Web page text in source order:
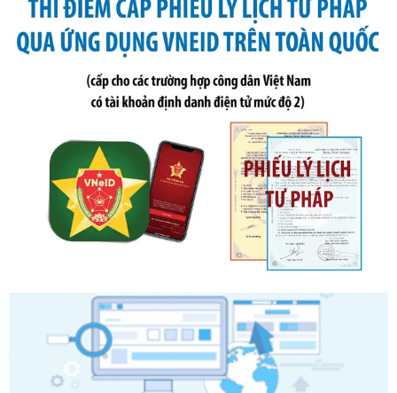
Số kí hiệu:291/2026/NĐ-CP
Tên: Nghị định số 291/2026/NĐ-CP của Chính phủ: Sửa
đổi, bổ sung một số điều của Nghị định số 125/2020/NĐ-СР
ngày 19 tháng 10 năm 2020 của Chính phủ quy định xử
phạt vi phạm hành chính về thuế, hóa đơn được sửa đổi, bổ
sung bởi Nghị định số 102/2021/NĐ-CP
Số kí hiệu:2303/QĐ-UBND
Tên: Quyết định công bố Danh mục thủ tục hành chính mới
ban hành, được sửa đổi, bổ sung, bị bãi bỏ và phê duyệt
Quy trình nội bộ, quy trình điện tử giải quyết thủ tục hành
chính trong một số lĩnh vực thuộc phạm vi chức năng quản
lý của Sở Văn hóa, Thể tha
Số kí hiệu:2304/QĐ-UBND
Tên: Quyết định công bố Danh mục thủ tục hành chính
được sửa đổi, bổ sung và phê duyệt Quy trình nội bộ, quy
trình điện tử giải quyết thủ tục hành chính trong lĩnh vực Du
lịch thuộc phạm vi chức năng quản lý của Sở Văn hóa, Thể
thao và Du lịch